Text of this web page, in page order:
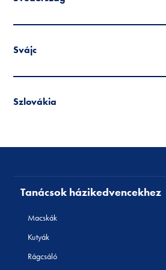
Svájc
Szlovákia
Tanácsok házikedvencekhez
Macskák
Kutyák
Rágcsáló